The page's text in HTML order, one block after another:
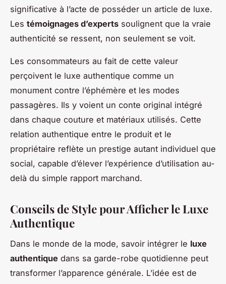
significative à l’acte de posséder un article de luxe.
Les témoignages d’experts soulignent que la vraie
authenticité se ressent, non seulement se voit.
Les consommateurs au fait de cette valeur
perçoivent le luxe authentique comme un
monument contre l’éphémère et les modes
passagères. Ils y voient un conte original intégré
dans chaque couture et matériaux utilisés. Cette
relation authentique entre le produit et le
propriétaire reflète un prestige autant individuel que
social, capable d’élever l’expérience d’utilisation au-
delà du simple rapport marchand.
Conseils de Style pour Afficher le Luxe
Authentique
Dans le monde de la mode, savoir intégrer le luxe
authentique dans sa garde-robe quotidienne peut
transformer l’apparence générale. L’idée est de